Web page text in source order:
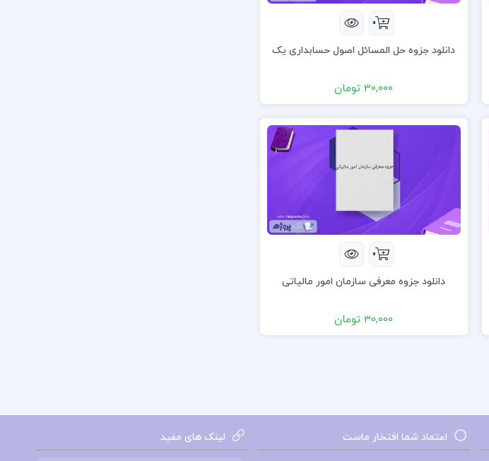
دانلود جزوه حل المسائل اصول حسابداری یک
30,000 تومان
دانلود جزوه معرفی سازمان امور مالیاتی
30,000 تومان
اعتماد شما افتخار ماست لینک های مفید